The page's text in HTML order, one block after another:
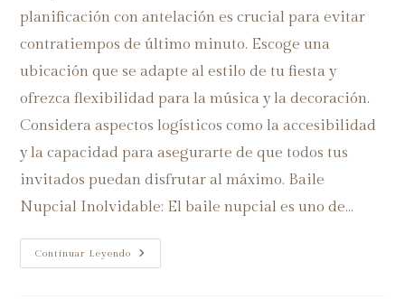
planificación con antelación es crucial para evitar
contratiempos de último minuto. Escoge una
ubicación que se adapte al estilo de tu fiesta y
ofrezca flexibilidad para la música y la decoración.
Considera aspectos logísticos como la accesibilidad
y la capacidad para asegurarte de que todos tus
invitados puedan disfrutar al máximo. Baile
Nupcial Inolvidable: El baile nupcial es uno de…
Continuar Leyendo